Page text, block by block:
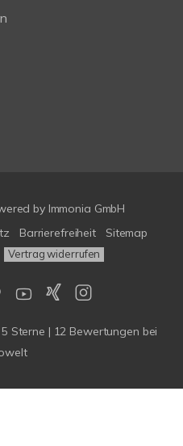
by Immonia GmbH
Barrierefreiheit
Sitemap
Vertrag widerrufen
5 Sterne | 12 Bewertungen bei